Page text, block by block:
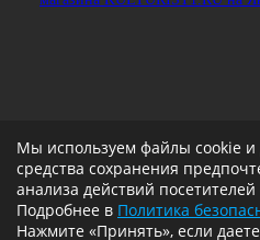
Мы используем файлы cookie и
средства сохранения
анализа действий посетителей
Подробнее в Политика
Нажмите «Принять», если